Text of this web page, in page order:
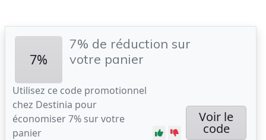
7%
7% de réduction sur
votre panier
Utilisez ce code promotionnel
chez Destinia pour
économiser 7% sur votre
panier
Voir le
code